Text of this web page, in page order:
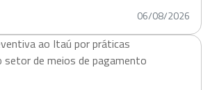
06/08/2026